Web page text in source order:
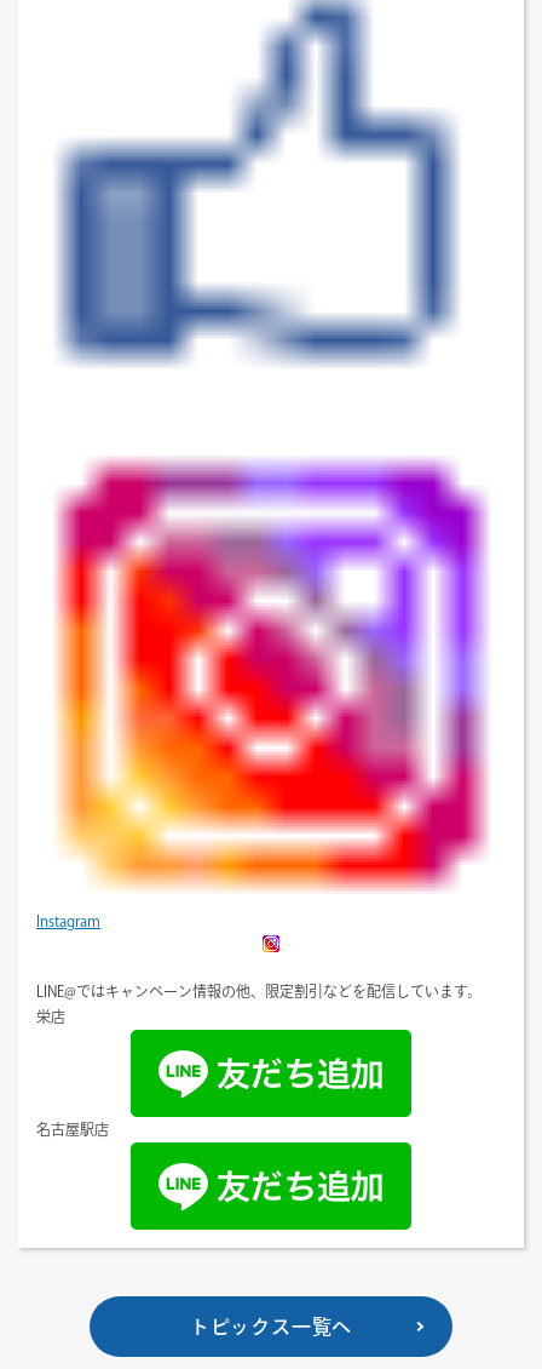
Instagram
LINE@ではキャンペーン情報の他、限定割引などを配信しています。
栄店
名古屋駅店
トピックス一覧へ